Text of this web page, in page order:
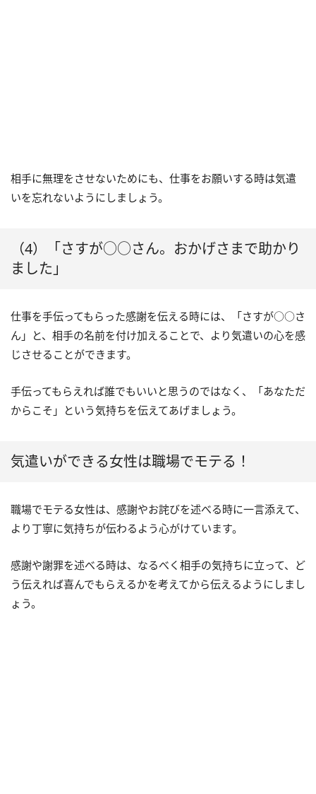
相手に無理をさせないためにも、仕事をお願いする時は気遣
いを忘れないようにしましょう。
（4）「さすが○○さん。おかげさまで助かり
ました」
仕事を手伝ってもらった感謝を伝える時には、「さすが○○さ
ん」と、相手の名前を付け加えることで、より気遣いの心を感
じさせることができます。
手伝ってもらえれば誰でもいいと思うのではなく、「あなただ
からこそ」という気持ちを伝えてあげましょう。
気遣いができる女性は職場でモテる！
職場でモテる女性は、感謝やお詫びを述べる時に一言添えて、
より丁寧に気持ちが伝わるよう心がけています。
感謝や謝罪を述べる時は、なるべく相手の気持ちに立って、ど
う伝えれば喜んでもらえるかを考えてから伝えるようにしまし
ょう。